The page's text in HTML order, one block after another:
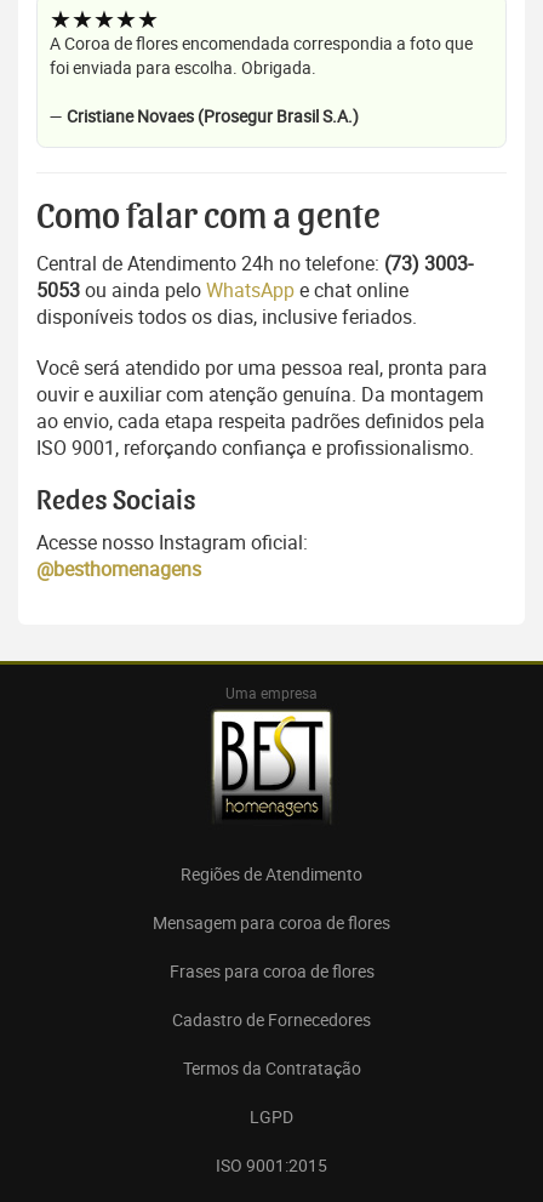
★★★★★
A Coroa de flores encomendada correspondia a foto que
foi enviada para escolha. Obrigada.
— Cristiane Novaes (Prosegur Brasil S.A.)
Como falar com a gente
Central de Atendimento 24h no telefone: (73) 3003-
5053ou ainda peloWhatsAppe chat online
disponíveis todos os dias, inclusive feriados.
Você será atendido por uma pessoa real, pronta para
ouvir e auxiliar com atenção genuína. Da montagem
ao envio, cada etapa respeita padrões definidos pela
ISO 9001, reforçando confiança e profissionalismo.
Redes Sociais
Acesse nosso Instagram oficial:
@besthomenagens
Uma empresa
Regiões de Atendimento
Mensagem para coroa de flores
Frases para coroa de flores
Cadastro de Fornecedores
Termos da Contratação
LGPD
ISO 9001:2015